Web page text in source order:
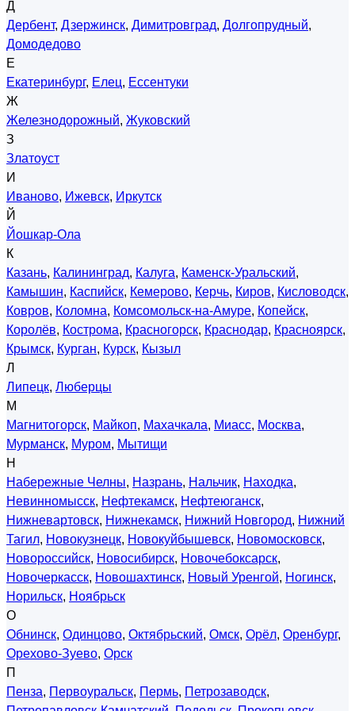
Д
Дербент, Дзержинск, Димитровград, Долгопрудный,
Домодедово
Е
Екатеринбург, Елец, Ессентуки
Ж
Железнодорожный, Жуковский
З
Златоуст
И
Иваново, Ижевск, Иркутск
Й
Йошкар-Ола
К
Казань, Калининград, Калуга, Каменск-Уральский,
Камышин, Каспийск, Кемерово, Керчь, Киров, Кисловодск,
Ковров, Коломна, Комсомольск-на-Амуре, Копейск,
Королёв, Кострома, Красногорск, Краснодар, Красноярск,
Крымск, Курган, Курск, Кызыл
Л
Липецк, Люберцы
М
Магнитогорск, Майкоп, Махачкала, Миасс, Москва,
Мурманск, Муром, Мытищи
Н
Набережные Челны, Назрань, Нальчик, Находка,
Невинномысск, Нефтекамск, Нефтеюганск,
Нижневартовск, Нижнекамск, Нижний Новгород, Нижний
Тагил, Новокузнецк, Новокуйбышевск, Новомосковск,
Новороссийск, Новосибирск, Новочебоксарск,
Новочеркасск, Новошахтинск, Новый Уренгой, Ногинск,
Норильск, Ноябрьск
О
Обнинск, Одинцово, Октябрьский, Омск, Орёл, Оренбург,
Орехово-Зуево, Орск
П
Пенза, Первоуральск, Пермь, Петрозаводск,